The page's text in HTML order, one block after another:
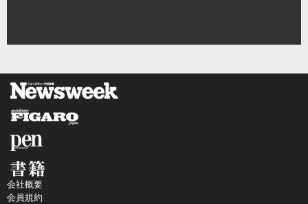
会社概要
会員規約